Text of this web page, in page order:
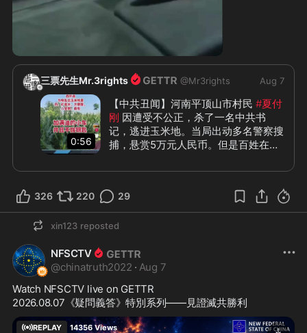
0:18
三票先生Mr.3rights @Mr3rights Aug 7
0:56
【中共丑闻】河南平顶山市村民 #夏付
刚 因遭受不公正，杀了一名中共书
记，逃进玉米地。当局出动多名警察搜
捕，悬赏5万元人民币。但是百姓在野
钥匙的车帮助英雄脱险。至今已经超过
一周，当局仍然没有抓到人，估计已经
逃出警方的搜捕范围。中国民众已经觉
醒，无数民众在用自己的方式和中共对
着干，这就是民意、民心！
#中共丑闻 #三票先生
326 220 29
xin123 reposted
NFSCTV
@chinatruth2022 · Aug 7
Watch NFSCTV live on GETTR
2026.08.07《疑問義答》特別系列——見證滅共勝利
REPLAY 14356 Views